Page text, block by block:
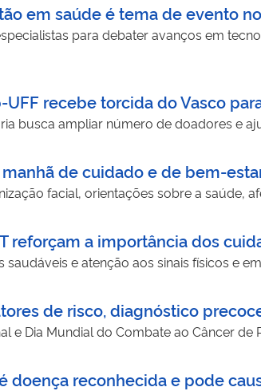
em saúde é tema de evento
para debater avanços em
recebe torcida do Vasco
busca ampliar número de doadores e
de cuidado e de bem-
facial, orientações sobre a saúde,
reforçam a importância dos
saudáveis e atenção aos sinais físicos e
de risco, diagnóstico
e Dia Mundial do Combate ao Câncer
doença reconhecida e pode